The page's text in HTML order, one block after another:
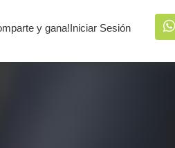
y gana!Iniciar Sesión